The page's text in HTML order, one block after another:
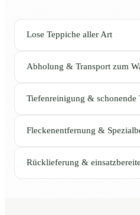
Lose Teppiche aller Art
Abholung & Transport zum
Tiefenreinigung & schonende
Fleckenentfernung &
Rücklieferung &